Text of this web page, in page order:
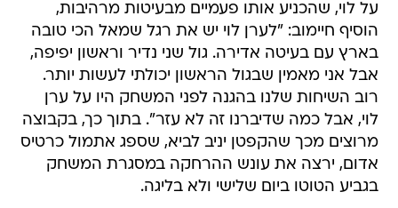
על לוי, שהכניע אותו פעמיים מבעיטות מרהיבות,
הוסיף חיימוב: "לערן לוי יש את רגל שמאל הכי טובה
בארץ עם בעיטה אדירה. גול שני נדיר וראשון יפיפה,
אבל אני מאמין שבגול הראשון יכולתי לעשות יותר.
רוב השיחות שלנו בהגנה לפני המשחק היו על ערן
לוי, אבל כמה שדיברנו זה לא עזר". בתוך כך, בקבוצה
מרוצים מכך שהקפטן יניב לביא, שספג אתמול כרטיס
אדום, ירצה את עונש ההרחקה במסגרת המשחק
בגביע הטוטו ביום שלישי ולא בליגה.